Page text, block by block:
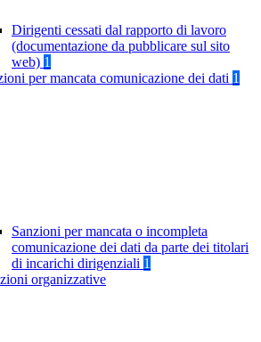
Dirigenti cessati dal rapporto di lavoro
(documentazione da pubblicare sul sito
web) 1
per mancata comunicazione dei dati 1
Sanzioni per mancata o incompleta
comunicazione dei dati da parte dei titolari
di incarichi dirigenziali 1
organizzative